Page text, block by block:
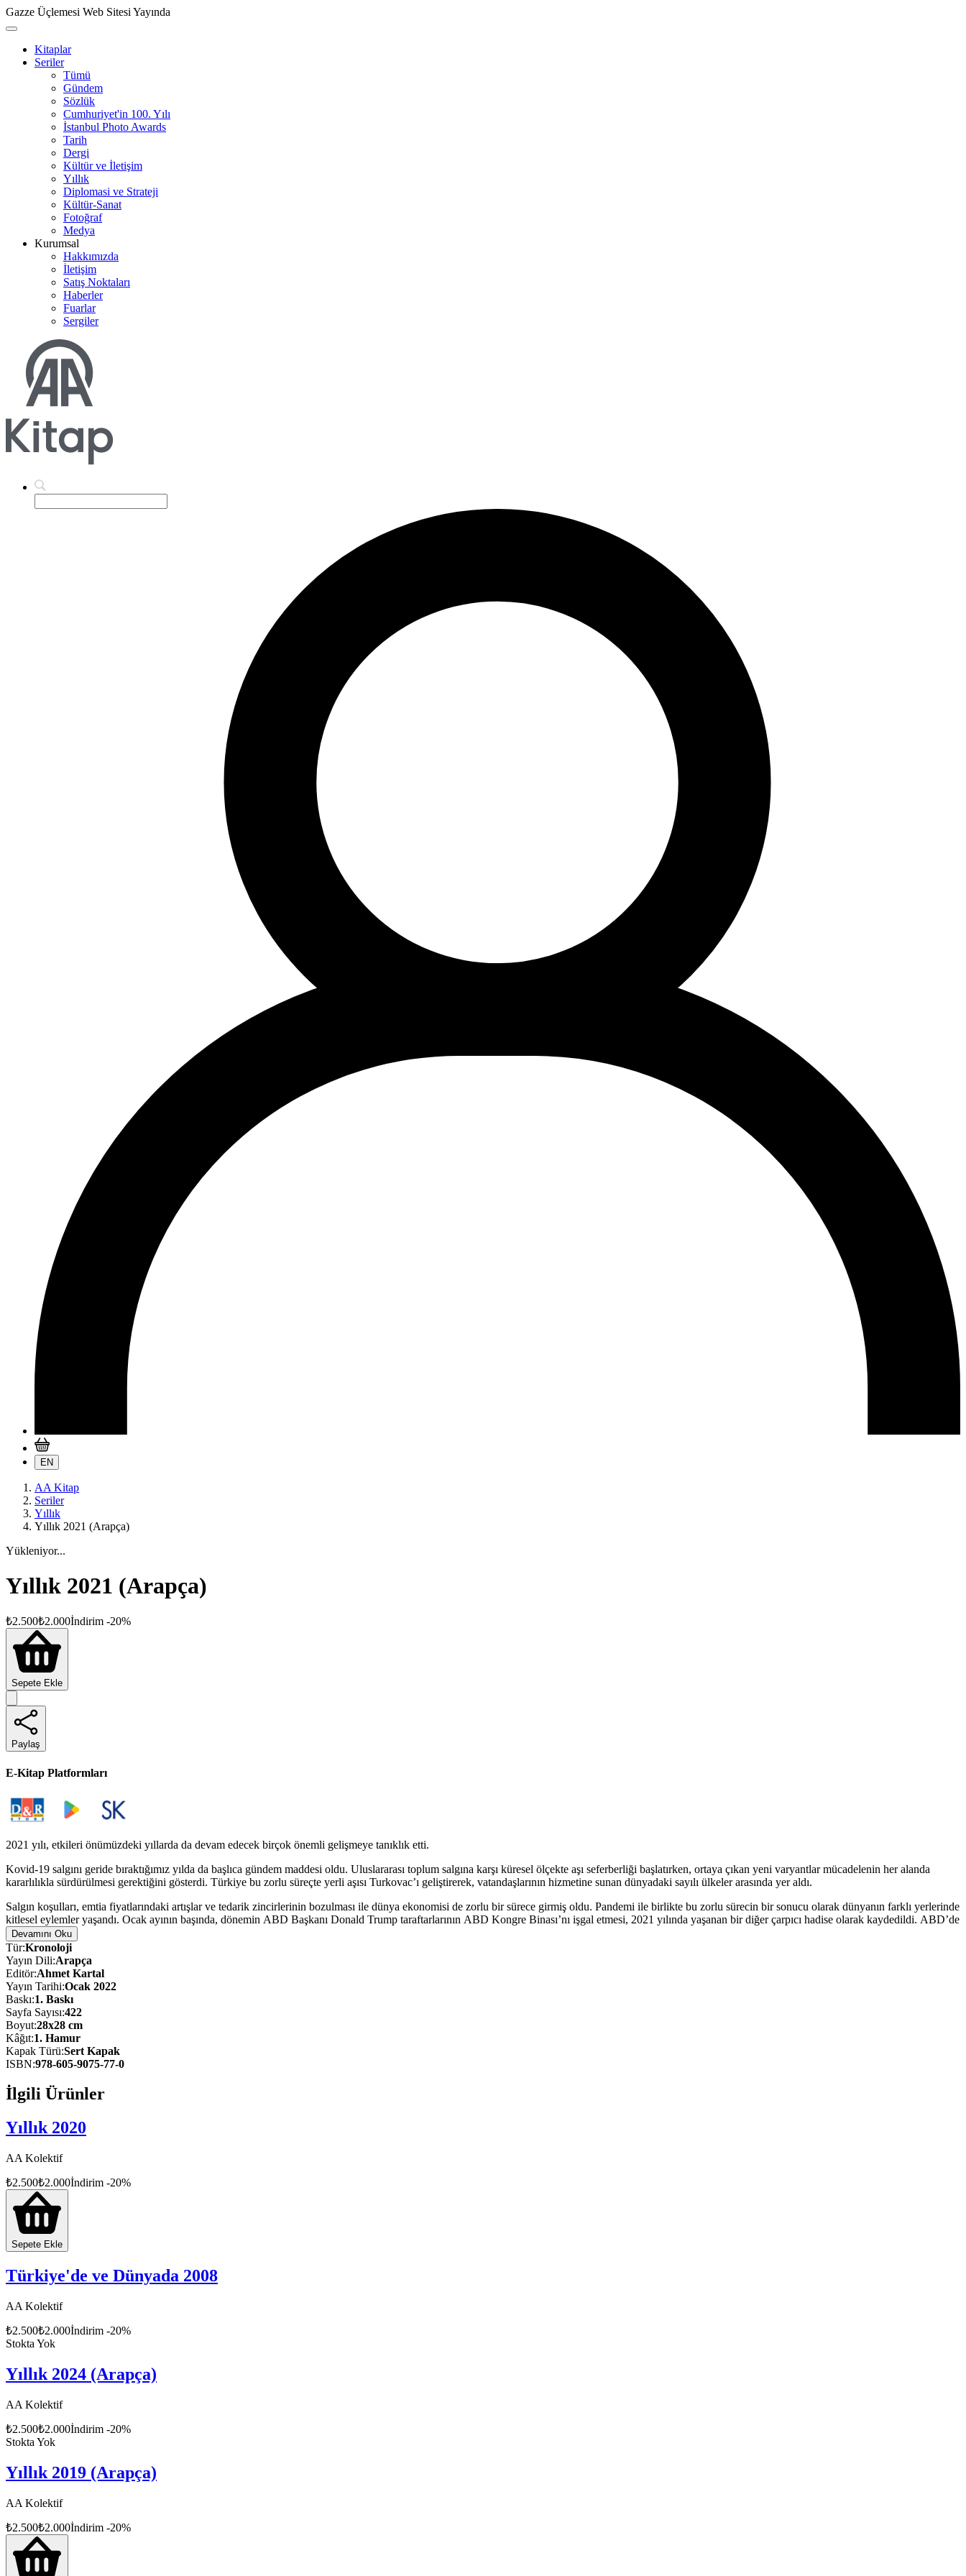
Gazze Üçlemesi Web Sitesi Yayında
Kitaplar
Seriler
Tümü
Gündem
Sözlük
Cumhuriyet'in 100. Yılı
İstanbul Photo Awards
Tarih
Dergi
Kültür ve İletişim
Yıllık
Diplomasi ve Strateji
Kültür-Sanat
Fotoğraf
Medya
Kurumsal
Hakkımızda
İletişim
Satış Noktaları
Haberler
Fuarlar
Sergiler
EN
AA Kitap
Seriler
Yıllık
Yıllık 2021 (Arapça)
Yükleniyor...
Yıllık 2021 (Arapça)
₺2.500₺2.000İndirim -20%
Sepete Ekle
Paylaş
E-Kitap Platformları
2021 yılı, etkileri önümüzdeki yıllarda da devam edecek birçok önemli gelişmeye tanıklık etti.
Kovid-19 salgını geride bıraktığımız yılda da başlıca gündem maddesi oldu. Uluslararası toplum salgına karşı küresel ölçekte aşı seferberliği başlatırken, ortaya çıkan yeni varyantlar mücadelenin her alanda
kararlılıkla sürdürülmesi gerektiğini gösterdi. Türkiye bu zorlu süreçte yerli aşısı Turkovac’ı geliştirerek, vatandaşlarının hizmetine sunan dünyadaki sayılı ülkeler arasında yer aldı.
Salgın koşulları, emtia fiyatlarındaki artışlar ve tedarik zincirlerinin bozulması ile dünya ekonomisi de zorlu bir sürece girmiş oldu. Pandemi ile birlikte bu zorlu sürecin bir sonucu olarak dünyanın farklı yerlerinde
kitlesel eylemler yaşandı. Ocak ayının başında, dönemin ABD Başkanı Donald Trump taraftarlarının ABD Kongre Binası’nı işgal etmesi, 2021 yılında yaşanan bir diğer çarpıcı hadise olarak kaydedildi. ABD’de
Biden dönemine geçiş aşamasında yaşanan işgal, demokrasi tarihi açısından oldukça çarpıcı görüntüler ortaya çıkmasına neden oldu.
Başta İsrail’in Filistin’e düzenlediği hava saldırıları olmak üzere, Orta Doğu’da gerçekleşen sıcak gelişmelerin yazılı ve görsel içeriklerle dünyaya duyurulmasında öncülük rolünü AA üstlendi.
2021 küresel ısınma ve iklim krizinin etkilerinin de arttığı bir yıl oldu. Yaz aylarında dünyanın pek çok bölgesinde rekor sıcaklıklar kaydedilirken, başta Akdeniz ülkeleri olmak üzere Türkiye’nin de aralarında
bulunduğu birçok bölgede yıkıcı sel felaketleri ve orman yangınları yaşandı.
2001 yılında başlayan Afganistan işgali, ABD Başkanı Joe Biden’ın ABD askerlerine Afganistan’dan çekilme emrini vermesiyle, 20 yılın ardından, 30 Ağustos 2021’de sona erdi. Çekilme sürecinde yaşananlar
hafızalardan silinmeyecek görüntüler oluşturdu.
Bu almanak, başta Kovid-19 salgını olmak üzere 2021 yılına damgasını vurmuş hadiselerin görsel ve yazılı bir tanığı, özeti mahiyetindedir.
Devamını Oku
Tür:Kronoloji
Yayın Dili:Arapça
Editör:Ahmet Kartal
Yayın Tarihi:Ocak 2022
Baskı:1. Baskı
Sayfa Sayısı:422
Boyut:28x28 cm
Kâğıt:1. Hamur
Kapak Türü:Sert Kapak
ISBN:978-605-9075-77-0
İlgili Ürünler
Yıllık 2020
AA Kolektif
₺2.500₺2.000İndirim -20%
Sepete Ekle
Türkiye'de ve Dünyada 2008
AA Kolektif
₺2.500₺2.000İndirim -20%
Stokta Yok
Yıllık 2024 (Arapça)
AA Kolektif
₺2.500₺2.000İndirim -20%
Stokta Yok
Yıllık 2019 (Arapça)
AA Kolektif
₺2.500₺2.000İndirim -20%